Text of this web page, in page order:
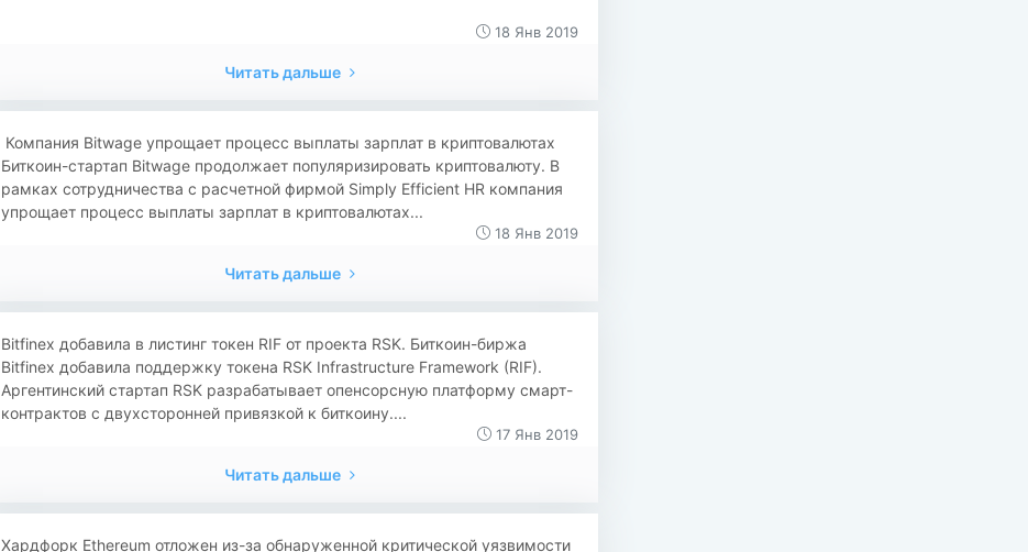
18 Янв 2019
Читать дальше
​​ Компания Bitwage упрощает процесс выплаты зарплат в криптовалютах
Биткоин-стартап Bitwage продолжает популяризировать криптовалюту. В
рамках сотрудничества с расчетной фирмой Simply Efficient HR компания
упрощает процесс выплаты зарплат в криптовалютах...
18 Янв 2019
Читать дальше
​​Bitfinex добавила в листинг токен RIF от проекта RSK. Биткоин-биржа
Bitfinex добавила поддержку токена RSK Infrastructure Framework (RIF).
Аргентинский стартап RSK разрабатывает опенсорсную платформу смарт-
контрактов с двухсторонней привязкой к биткоину....
17 Янв 2019
Читать дальше
​​Хардфорк Ethereum отложен из-за обнаруженной критической уязвимости